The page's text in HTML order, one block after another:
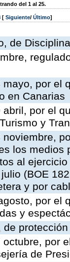
del 1 al 25.
[ Siguiente/ Último]
de
por el
en Canarias
por el
y
los
al
(BOE
y por
por el
y
de
por
de